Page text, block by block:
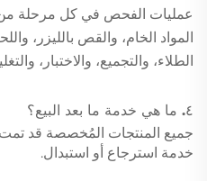
عمليات الفحص في كل مرحلة
المواد الخام، والقص بالليزر،
الطلاء، والتجميع، والاختبار،
٤. ما هي خدمة ما بعد البيع؟
جميع المنتجات المُخصصة قد تمت
خدمة استرجاع أو استبدال.